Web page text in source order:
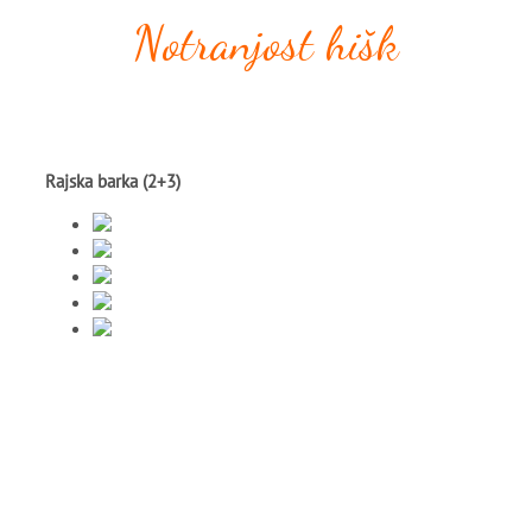
Notranjost hišk
Rajska barka (2+3)